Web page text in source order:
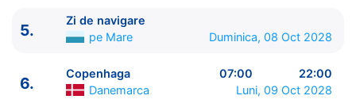
ITINERARIU
----------------------------------------
1. Southampton Anglia
5.
Zi de navigare
pe Mare
Duminica, 08 Oct 2028
6.
Copenhaga 07:00
22:00
Danemarca
Luni, 09 Oct 2028